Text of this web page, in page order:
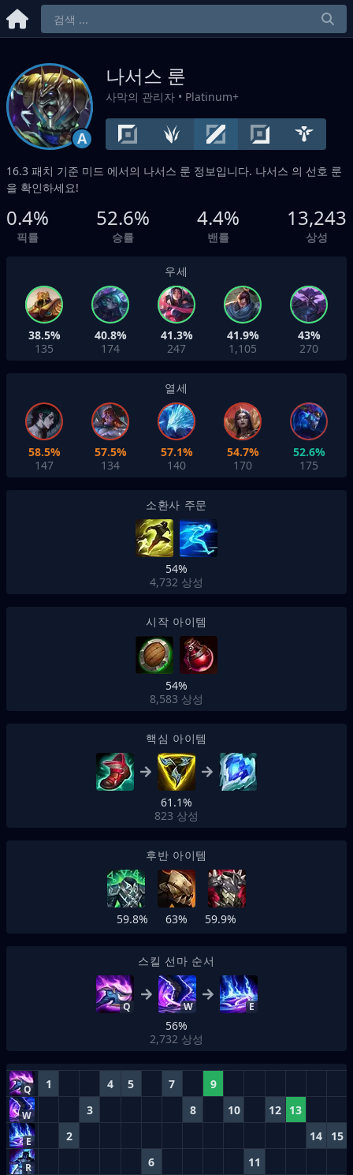
A
나서스 룬
사막의 관리자 • Platinum+
16.3 패치 기준 미드 에서의 나서스 룬 정보입니다. 나서스 의 선호 룬
을 확인하세요!
0.4%
픽률
52.6%
승률
4.4%
밴률
13,243
상성
우세
38.5%
135
40.8%
174
41.3%
247
41.9%
1,105
43%
270
열세
58.5%
147
57.5%
134
57.1%
140
54.7%
170
52.6%
175
소환사 주문
54%
4,732 상성
시작 아이템
54%
8,583 상성
핵심 아이템
61.1%
823 상성
후반 아이템
59.8% 63% 59.9%
스킬 선마 순서
Q W E
56%
2,732 상성
Q 1 4 5 7 9
W 3 8 10 12 13
E 2 14 15
R 6 11